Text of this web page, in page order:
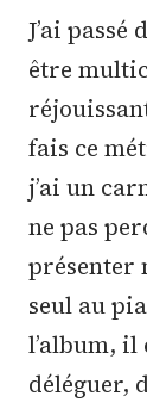
J’ai
être
fais ce
j’ai un
ne pas
présenter
seul au
l’album, il
déléguer,